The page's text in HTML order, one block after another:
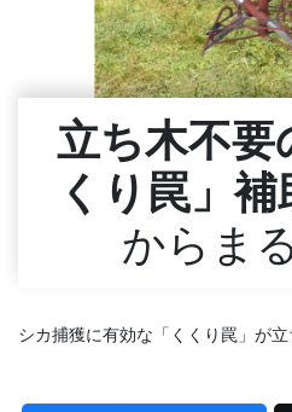
立ち木不要
くり罠」補
からま
シカ捕獲に有効な「くくり罠」が立